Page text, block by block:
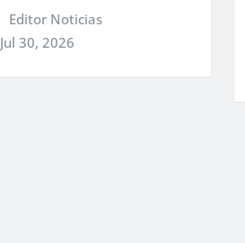
Editor Noticias
Jul 30, 2026